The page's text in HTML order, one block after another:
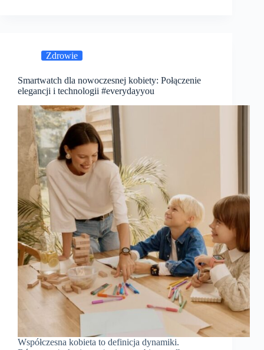
Zdrowie
Smartwatch dla nowoczesnej kobiety: Połączenie
elegancji i technologii #everydayyou
Współczesna kobieta to definicja dynamiki.